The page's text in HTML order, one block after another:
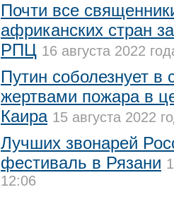
Почти все
африканских стран
РПЦ 16 августа 2022
Путин соболезнует в
жертвами пожара в
Каира 15 августа 2022
Лучших звонарей
фестиваль в Рязани
12:06